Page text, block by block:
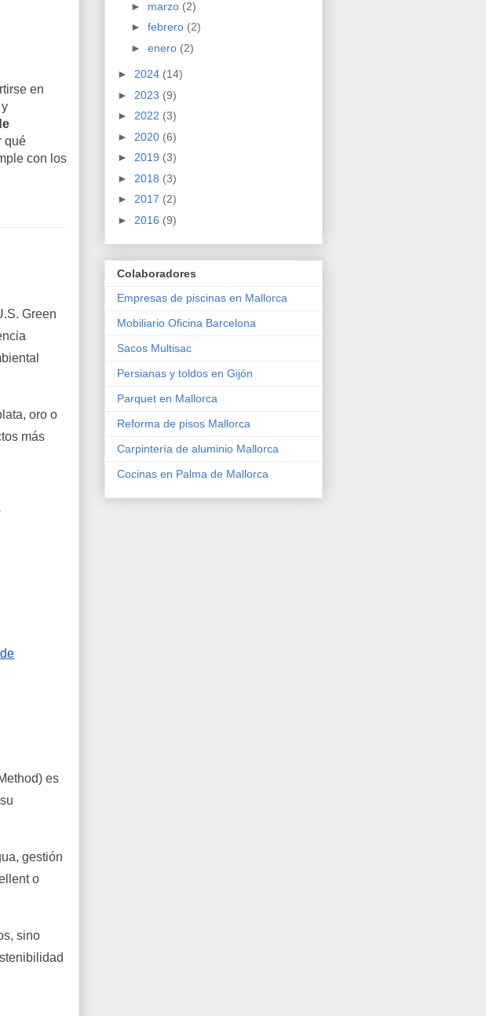
en
qué
con los
Green
oro o
más
es
gestión
o
sino
► marzo (2)
► febrero (2)
► enero (2)
► 2024 (14)
► 2023 (9)
► 2022 (3)
► 2020 (6)
► 2019 (3)
► 2018 (3)
► 2017 (2)
► 2016 (9)
Colaboradores
Empresas de piscinas en Mallorca
Mobiliario Oficina Barcelona
Sacos Multisac
Persianas y toldos en Gijón
Parquet en Mallorca
Reforma de pisos Mallorca
Carpintería de aluminio Mallorca
Cocinas en Palma de Mallorca